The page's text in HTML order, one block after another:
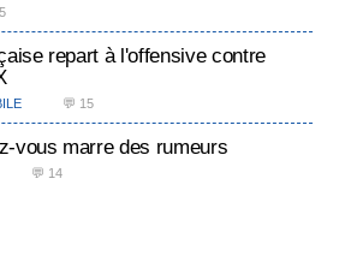
repart à l'offensive contre
💬 15
vous marre des rumeurs
💬 14